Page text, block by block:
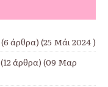
(6 άρθρα) (25 Μάι 2024 )
(12 άρθρα) (09 Μαρ